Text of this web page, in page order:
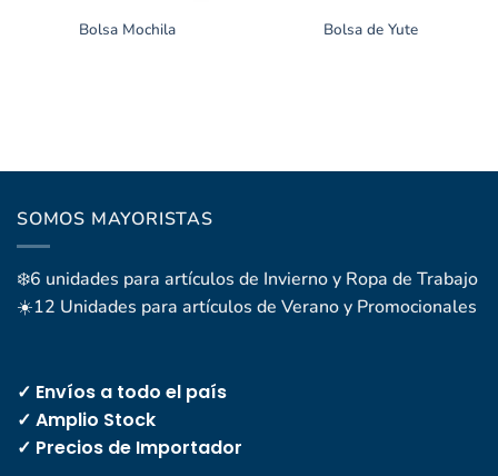
Bolsa Mochila Bolsa de Yute
SOMOS MAYORISTAS
❄️6 unidades para artículos de Invierno y Ropa de Trabajo
☀️12 Unidades para artículos de Verano y Promocionales
✓ Envíos a todo el país
✓ Amplio Stock
✓ Precios de Importador